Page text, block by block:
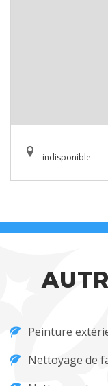
indisponible
Peinture
Nettoyage de